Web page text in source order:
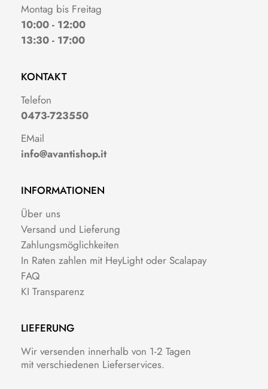
Montag bis Freitag
10:00 - 12:00
13:30 - 17:00
KONTAKT
Telefon
0473-723550
EMail
info@avantishop.it
INFORMATIONEN
Über uns
Versand und Lieferung
Zahlungsmöglichkeiten
In Raten zahlen mit HeyLight oder Scalapay
FAQ
KI Transparenz
LIEFERUNG
Wir versenden innerhalb von 1-2 Tagen
mit verschiedenen Lieferservices.